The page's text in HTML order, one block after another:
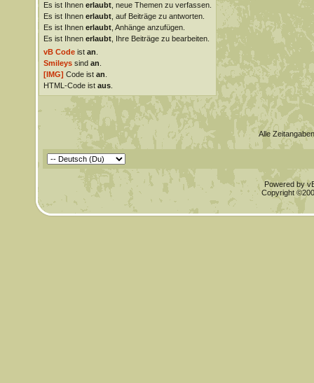
Es ist Ihnen erlaubt, neue Themen zu verfassen.
Es ist Ihnen erlaubt, auf Beiträge zu antworten.
Es ist Ihnen erlaubt, Anhänge anzufügen.
Es ist Ihnen erlaubt, Ihre Beiträge zu bearbeiten.
vB Codeist an
Smileyssind an
[IMG] Code ist an
HTML-Code ist aus.
Alle
Powered by
Copyright